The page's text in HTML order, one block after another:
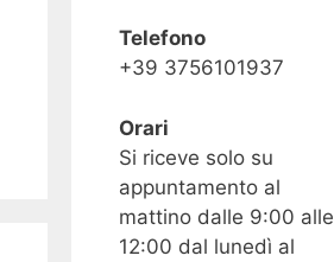
Telefono
+39 3756101937
Orari
Si riceve solo su
appuntamento al
mattino dalle 9:00 alle
12:00 dal lunedì al